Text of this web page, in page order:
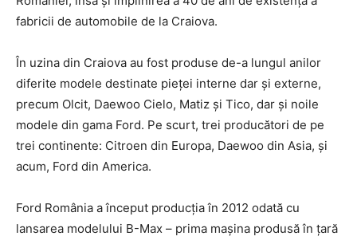
fabricii de automobile de la Craiova.
În uzina din Craiova au fost produse de-a lungul anilor
diferite modele destinate pieței interne dar și externe,
precum Olcit, Daewoo Cielo, Matiz și Tico, dar și noile
modele din gama Ford. Pe scurt, trei producători de pe
trei continente: Citroen din Europa, Daewoo din Asia, și
acum, Ford din America.
Ford România a început producția în 2012 odată cu
lansarea modelului B-Max – prima mașina produsă în țară